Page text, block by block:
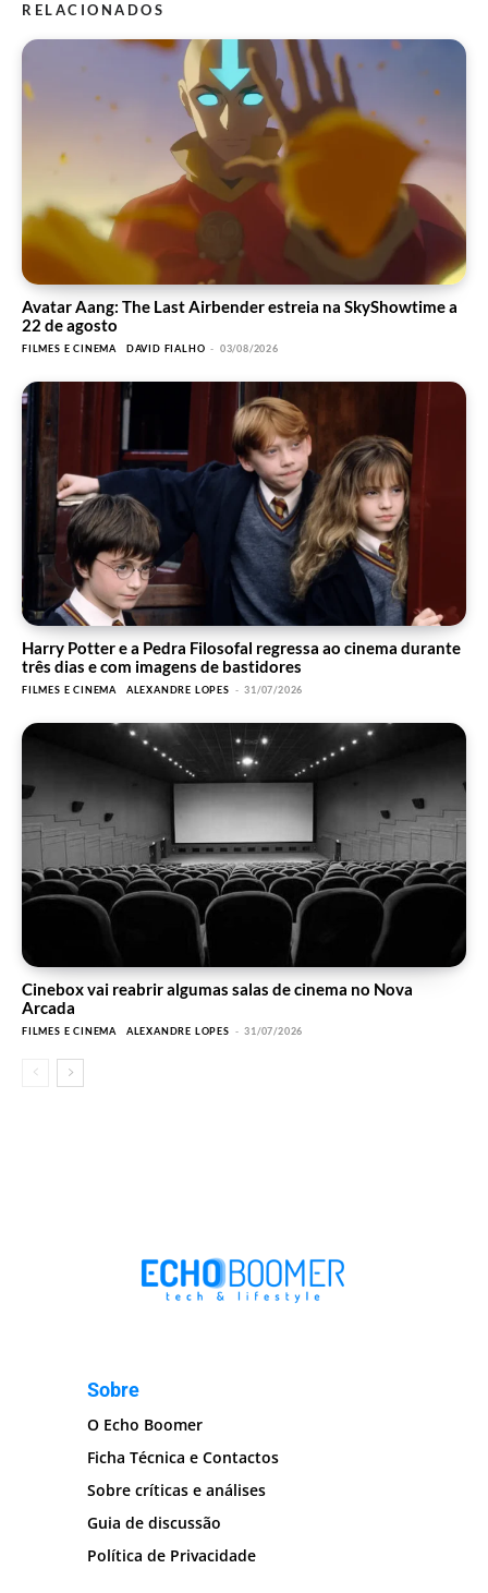
RELACIONADOS
Avatar Aang: The Last Airbender estreia na SkyShowtime a
22 de agosto
FILMES E CINEMA DAVID FIALHO - 03/08/2026
Harry Potter e a Pedra Filosofal regressa ao cinema durante
três dias e com imagens de bastidores
FILMES E CINEMA ALEXANDRE LOPES - 31/07/2026
Cinebox vai reabrir algumas salas de cinema no Nova
Arcada
FILMES E CINEMA ALEXANDRE LOPES - 31/07/2026
Sobre
O Echo Boomer
Ficha Técnica e Contactos
Sobre críticas e análises
Guia de discussão
Política de Privacidade